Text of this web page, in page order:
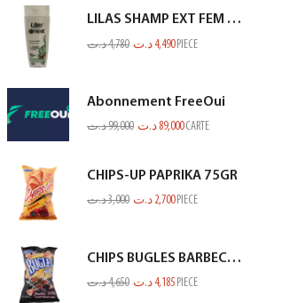
LILAS SHAMP EXT FEM FIN ET FRAGILE BLANC 350ML
4,780د.ت 4,490 د.ت PIECE
Abonnement FreeOui
99,000د.ت 89,000 د.ت CARTE
CHIPS-UP PAPRIKA 75GR
3,000د.ت 2,700 د.ت PIECE
CHIPS BUGLES BARBECUE 75GR
4,650د.ت 4,185 د.ت PIECE